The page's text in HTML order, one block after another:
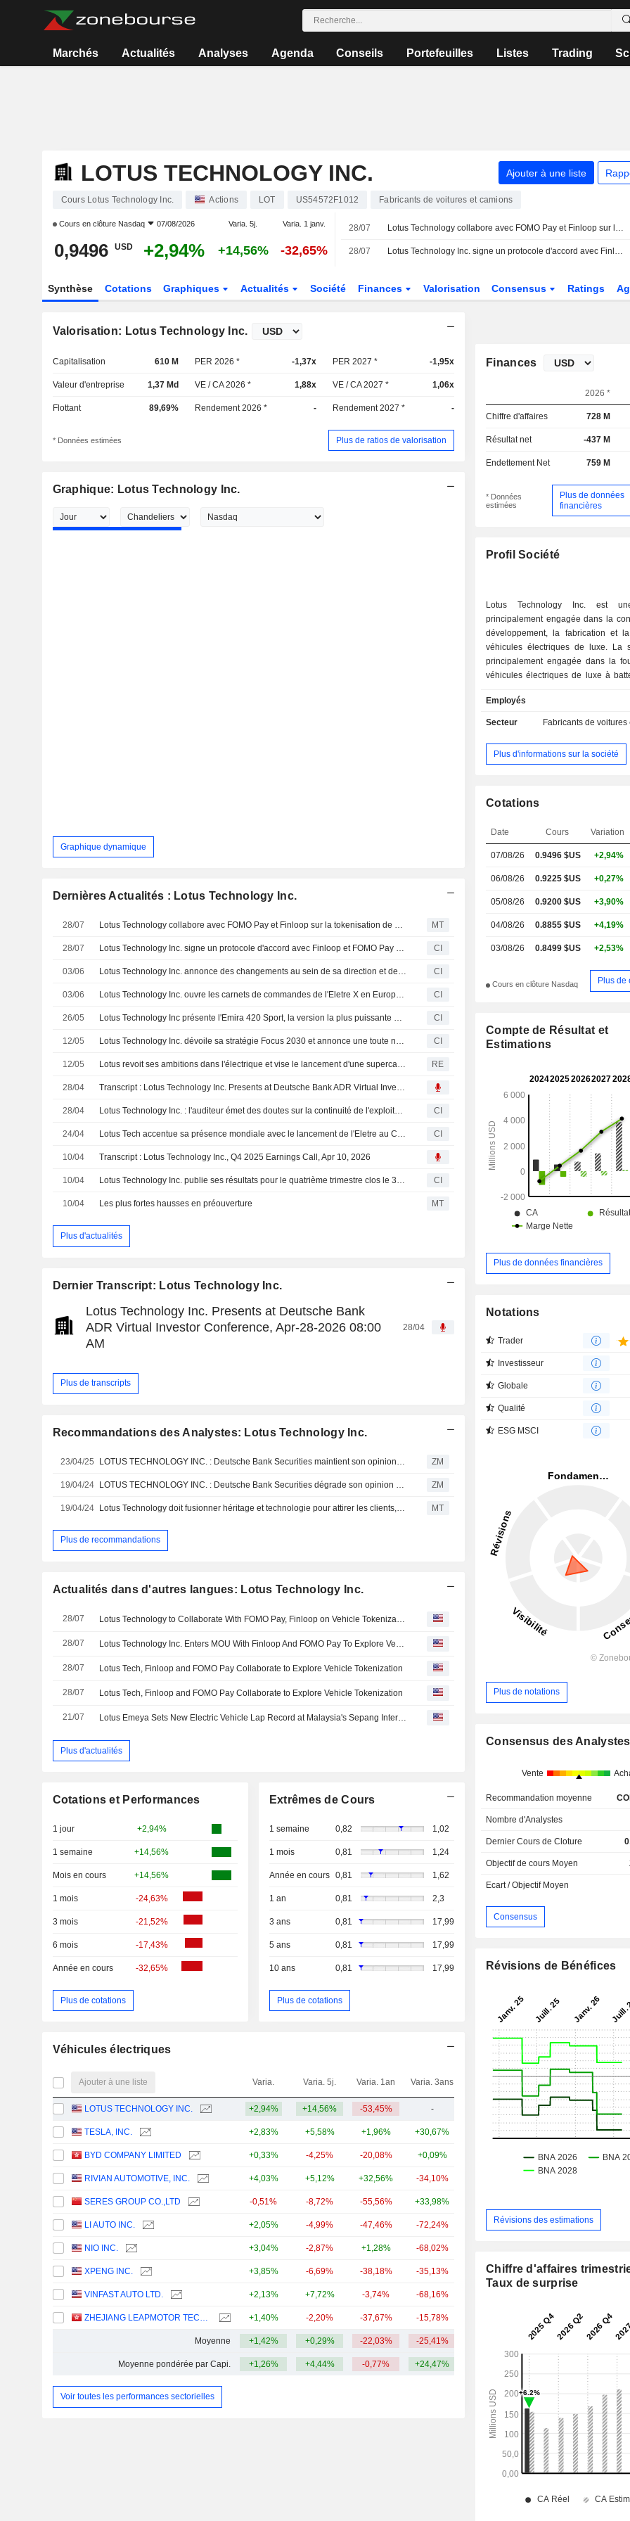
Marchés Actualités Analyses Agenda Conseils Portefeuilles Listes Trading
LOTUS TECHNOLOGY INC. Ajouter à une liste
Cours Lotus Technology Inc. Actions LOT US54572F1012 Fabricants de voitures et camions
Cours en clôture Nasdaq 07/08/2026 Varia. 5j. Varia. 1 janv.
0,9496 USD +2,94% +14,56% -32,65%
28/07 Lotus Technology collabore avec FOMO Pay et Finloop sur la tokenisation de véhicules
28/07 Lotus Technology Inc. signe un protocole d'accord avec Finloop et FOMO Pay pour explorer la tokenisation de véhicules
Synthèse Cotations Graphiques Actualités Société Finances Valorisation Consensus Ratings
Valorisation: Lotus Technology Inc.
Capitalisation 610 M PER 2026 * -1,37x PER 2027 * -1,95x
Valeur d'entreprise 1,37 Md VE / CA 2026 * 1,88x VE / CA 2027 * 1,06x
Flottant 89,69% Rendement 2026 * - Rendement 2027 * -
* Données estimées Plus de ratios de valorisation
Graphique: Lotus Technology Inc.
Graphique dynamique
Dernières Actualités : Lotus Technology Inc.
28/07 Lotus Technology collabore avec FOMO Pay et Finloop sur la tokenisation de véhicules MT
28/07 Lotus Technology Inc. signe un protocole d'accord avec Finloop et FOMO Pay pour explorer la tokenisation de véhicules CI
03/06 Lotus Technology Inc. annonce des changements au sein de sa direction et de ses comités, effectifs au 3 juin 2026 CI
03/06 Lotus Technology Inc. ouvre les carnets de commandes de l'Eletre X en Europe continentale CI
26/05 Lotus Technology Inc présente l'Emira 420 Sport, la version la plus puissante et la plus légère de la gamme CI
12/05 Lotus Technology Inc. dévoile sa stratégie Focus 2030 et annonce une toute nouvelle supercar hybride V8 CI
12/05 Lotus revoit ses ambitions dans l'électrique et vise le lancement d'une supercar en 2028 RE
28/04 Transcript : Lotus Technology Inc. Presents at Deutsche Bank ADR Virtual Investor Conference, Apr-28-2026 08:00 AM
28/04 Lotus Technology Inc. : l'auditeur émet des doutes sur la continuité de l'exploitation CI
24/04 Lotus Tech accentue sa présence mondiale avec le lancement de l'Eletre au Canada et la présentation de l'Eletre X Limited Edition au salon Auto China 2026 CI
10/04 Transcript : Lotus Technology Inc., Q4 2025 Earnings Call, Apr 10, 2026
10/04 Lotus Technology Inc. publie ses résultats pour le quatrième trimestre clos le 31 décembre 2025 CI
10/04 Les plus fortes hausses en préouverture MT
Plus d'actualités
Dernier Transcript: Lotus Technology Inc.
Lotus Technology Inc. Presents at Deutsche Bank
ADR Virtual Investor Conference, Apr-28-2026 08:00
AM
28/04
Plus de transcripts
Recommandations des Analystes: Lotus Technology Inc.
23/04/25 ZM
19/04/24 ZM
19/04/24 MT
Plus de recommandations
Actualités dans d'autres langues: Lotus Technology Inc.
28/07 Lotus Technology to Collaborate With FOMO Pay, Finloop on Vehicle Tokenization
28/07 Lotus Technology Inc. Enters MOU With Finloop And FOMO Pay To Explore Vehicle Tokenization
28/07 Lotus Tech, Finloop and FOMO Pay Collaborate to Explore Vehicle Tokenization
28/07 Lotus Tech, Finloop and FOMO Pay Collaborate to Explore Vehicle Tokenization
21/07 Lotus Emeya Sets New Electric Vehicle Lap Record at Malaysia's Sepang International Circuit
Plus d'actualités
Cotations et Performances
1 jour +2,94%
1 semaine +14,56%
Mois en cours +14,56%
1 mois -24,63%
3 mois -21,52%
6 mois -17,43%
Année en cours -32,65%
Plus de cotations
Extrêmes de Cours
1 semaine 0,82 1,02
1 mois 0,81 1,24
Année en cours 0,81 1,62
1 an 0,81 2,3
3 ans 0,81 17,99
5 ans 0,81 17,99
10 ans 0,81 17,99
Plus de cotations
Véhicules électriques
Ajouter à une liste Varia. Varia. 5j. Varia. 1an Varia. 3ans Capi.($)
LOTUS TECHNOLOGY INC. +2,94% +14,56% -53,45% - 610 M
TESLA, INC. +2,83% +5,58% +1,96% +30,67% 1 298 Md
BYD COMPANY LIMITED +0,33% -4,25% -20,08% +0,09%
RIVIAN AUTOMOTIVE, INC. +4,03% +5,12% +32,56% -34,10%
SERES GROUP CO.,LTD -0,51% -8,72% -55,56% +33,98%
LI AUTO INC. +2,05% -4,99% -47,46% -72,24% 12,76 Md
NIO INC. +3,04% -2,87% +1,28% -68,02%
XPENG INC. +3,85% -6,69% -38,18% -35,13% 11,61 Md
VINFAST AUTO LTD. +2,13% +7,72% -3,74% -68,16%
ZHEJIANG LEAPMOTOR TECHNOLOGY CO., LTD. +1,40% -2,20% -37,67% -15,78%
Moyenne +1,42% +0,29% -22,03% -25,41%
Moyenne pondérée par Capi. +1,26% +4,44% -0,77% +24,47%
Voir toutes les performances sectorielles
Finances
2026 *
Chiffre d'affaires 728 M
Résultat net -437 M
Endettement Net 759 M
* Données
estimées
Plus de données
financières
Profil Société
Lotus Technology Inc. est
principalement engagée dans la
développement, la fabrication et
véhicules électriques de luxe. La
principalement engagée dans la
véhicules électriques de luxe à
l'intelligence et d'autres
automobiles. La société conçoit,
sportives destinées à un usage
la marque britannique emblématique
Employés
Secteur Fabricants de voitures
Plus d'informations sur la société
Cotations
Date Cours Variation
07/08/26 0.9496 $US +2,94%
06/08/26 0.9225 $US +0,27%
05/08/26 0.9200 $US +3,90%
04/08/26 0.8855 $US +4,19%
03/08/26 0.8499 $US +2,53%
Cours en clôture Nasdaq Plus de
Compte de Résultat et
Estimations
Plus de données financières
Notations
Trader
Investisseur
Globale
Qualité
ESG MSCI
Plus de notations
Consensus des Analystes
Vente
Recommandation moyenne
Nombre d'Analystes
Dernier Cours de Cloture
Objectif de cours Moyen
Ecart / Objectif Moyen
Consensus
Révisions de Bénéfices
Révisions des estimations
Chiffre d'affaires
Taux de surprise